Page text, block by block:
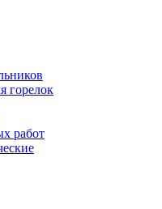
горелок
работ